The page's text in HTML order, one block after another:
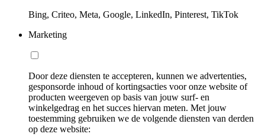
Bing, Criteo, Meta, Google, LinkedIn, Pinterest, TikTok
Marketing
Door deze diensten te accepteren, kunnen we advertenties,
gesponsorde inhoud of kortingsacties voor onze website of
producten weergeven op basis van jouw surf- en
winkelgedrag en het succes hiervan meten. Met jouw
toestemming gebruiken we de volgende diensten van derden
op deze website: